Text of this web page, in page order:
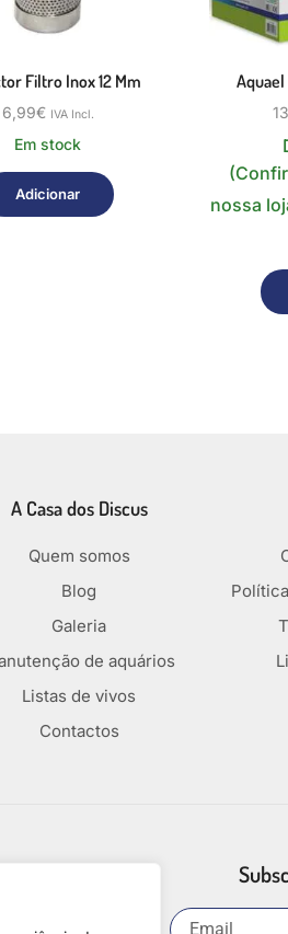
Filtro Inox 12 Mm
6,99€ IVA Incl.
Em stock
Adicionar
Aquael
nossa
A Casa dos Discus
Quem somos
Blog
Galeria
de aquários
Listas de vivos
Contactos